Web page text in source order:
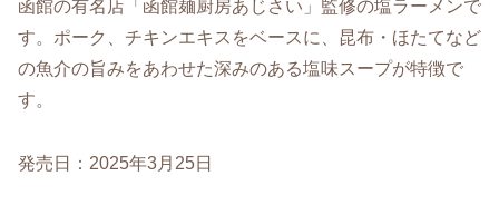
函館の有名店「函館麺厨房あじさい」監修の塩ラーメンで
す。ポーク、チキンエキスをベースに、昆布・ほたてなど
の魚介の旨みをあわせた深みのある塩味スープが特徴で
す。
発売日：2025年3月25日